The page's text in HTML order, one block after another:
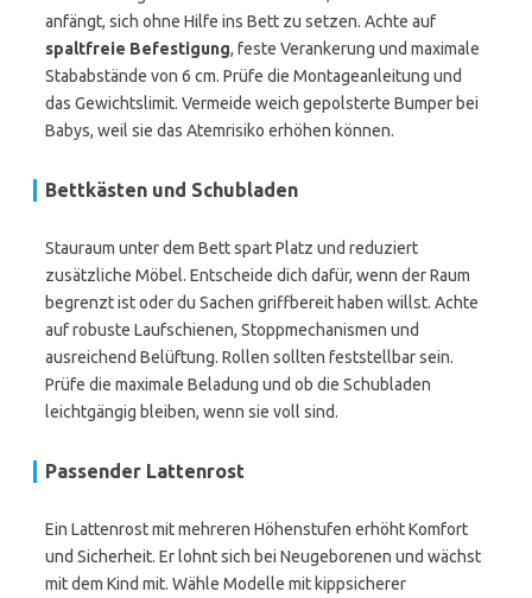
anfängt, sich ohne Hilfe ins Bett zu setzen. Achte auf
spaltfreie Befestigung, feste Verankerung und maximale
Stababstände von 6 cm. Prüfe die Montageanleitung und
das Gewichtslimit. Vermeide weich gepolsterte Bumper bei
Babys, weil sie das Atemrisiko erhöhen können.
Bettkästen und Schubladen
Stauraum unter dem Bett spart Platz und reduziert
zusätzliche Möbel. Entscheide dich dafür, wenn der Raum
begrenzt ist oder du Sachen griffbereit haben willst. Achte
auf robuste Laufschienen, Stoppmechanismen und
ausreichend Belüftung. Rollen sollten feststellbar sein.
Prüfe die maximale Beladung und ob die Schubladen
leichtgängig bleiben, wenn sie voll sind.
Passender Lattenrost
Ein Lattenrost mit mehreren Höhenstufen erhöht Komfort
und Sicherheit. Er lohnt sich bei Neugeborenen und wächst
mit dem Kind mit. Wähle Modelle mit kippsicherer